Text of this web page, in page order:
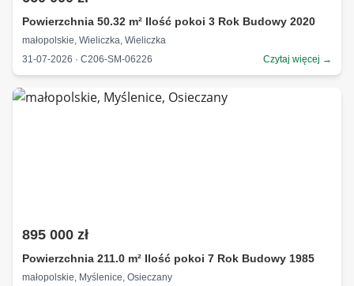
Powierzchnia 50.32 m² Ilość pokoi 3 Rok Budowy 2020
małopolskie, Wieliczka, Wieliczka
31-07-2026 · C206-SM-06226
Czytaj więcej →
895 000 zł
Powierzchnia 211.0 m² Ilość pokoi 7 Rok Budowy 1985
małopolskie, Myślenice, Osieczany